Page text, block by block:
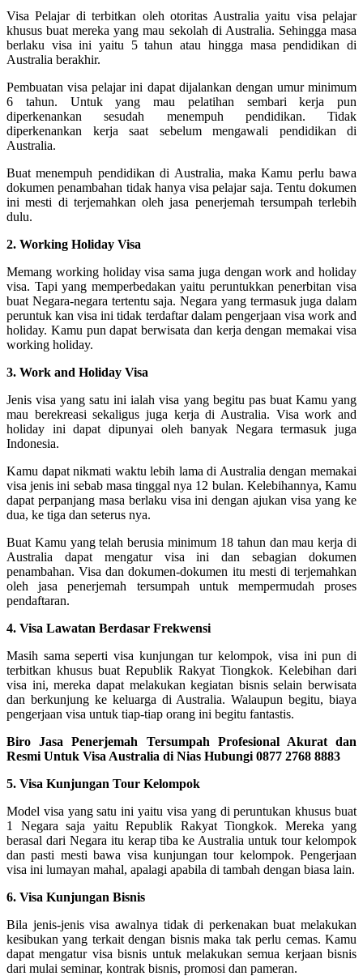
Visa Pelajar di terbitkan oleh otoritas Australia yaitu visa pelajar
khusus buat mereka yang mau sekolah di Australia. Sehingga masa
berlaku visa ini yaitu 5 tahun atau hingga masa pendidikan di
Australia berakhir.
Pembuatan visa pelajar ini dapat dijalankan dengan umur minimum
6 tahun. Untuk yang mau pelatihan sembari kerja pun
diperkenankan sesudah menempuh pendidikan. Tidak
diperkenankan kerja saat sebelum mengawali pendidikan di
Australia.
Buat menempuh pendidikan di Australia, maka Kamu perlu bawa
dokumen penambahan tidak hanya visa pelajar saja. Tentu dokumen
ini mesti di terjemahkan oleh jasa penerjemah tersumpah terlebih
dulu.
2. Working Holiday Visa
Memang working holiday visa sama juga dengan work and holiday
visa. Tapi yang memperbedakan yaitu peruntukkan penerbitan visa
buat Negara-negara tertentu saja. Negara yang termasuk juga dalam
peruntuk kan visa ini tidak terdaftar dalam pengerjaan visa work and
holiday. Kamu pun dapat berwisata dan kerja dengan memakai visa
working holiday.
3. Work and Holiday Visa
Jenis visa yang satu ini ialah visa yang begitu pas buat Kamu yang
mau berekreasi sekaligus juga kerja di Australia. Visa work and
holiday ini dapat dipunyai oleh banyak Negara termasuk juga
Indonesia.
Kamu dapat nikmati waktu lebih lama di Australia dengan memakai
visa jenis ini sebab masa tinggal nya 12 bulan. Kelebihannya, Kamu
dapat perpanjang masa berlaku visa ini dengan ajukan visa yang ke
dua, ke tiga dan seterus nya.
Buat Kamu yang telah berusia minimum 18 tahun dan mau kerja di
Australia dapat mengatur visa ini dan sebagian dokumen
penambahan. Visa dan dokumen-dokumen itu mesti di terjemahkan
oleh jasa penerjemah tersumpah untuk mempermudah proses
pendaftaran.
4. Visa Lawatan Berdasar Frekwensi
Masih sama seperti visa kunjungan tur kelompok, visa ini pun di
terbitkan khusus buat Republik Rakyat Tiongkok. Kelebihan dari
visa ini, mereka dapat melakukan kegiatan bisnis selain berwisata
dan berkunjung ke keluarga di Australia. Walaupun begitu, biaya
pengerjaan visa untuk tiap-tiap orang ini begitu fantastis.
Biro Jasa Penerjemah Tersumpah Profesional Akurat dan
Resmi Untuk Visa Australia di Nias Hubungi 0877 2768 8883
5. Visa Kunjungan Tour Kelompok
Model visa yang satu ini yaitu visa yang di peruntukan khusus buat
1 Negara saja yaitu Republik Rakyat Tiongkok. Mereka yang
berasal dari Negara itu kerap tiba ke Australia untuk tour kelompok
dan pasti mesti bawa visa kunjungan tour kelompok. Pengerjaan
visa ini lumayan mahal, apalagi apabila di tambah dengan biasa lain.
6. Visa Kunjungan Bisnis
Bila jenis-jenis visa awalnya tidak di perkenakan buat melakukan
kesibukan yang terkait dengan bisnis maka tak perlu cemas. Kamu
dapat mengatur visa bisnis untuk melakukan semua kerjaan bisnis
dari mulai seminar, kontrak bisnis, promosi dan pameran.